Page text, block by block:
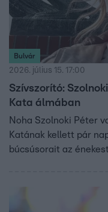
Bulvár
2026. július 15. 17:00
Szívszorító:
Kata álmában
Noha Szolnoki Péter
Katának kellett pár
búcsúsorait az